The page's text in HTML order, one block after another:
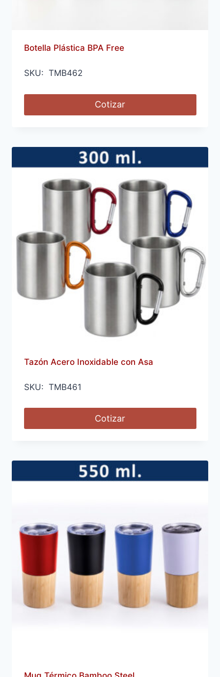
Botella Plástica BPA Free
SKU: TMB462
Cotizar
Tazón Acero Inoxidable con Asa
SKU: TMB461
Cotizar